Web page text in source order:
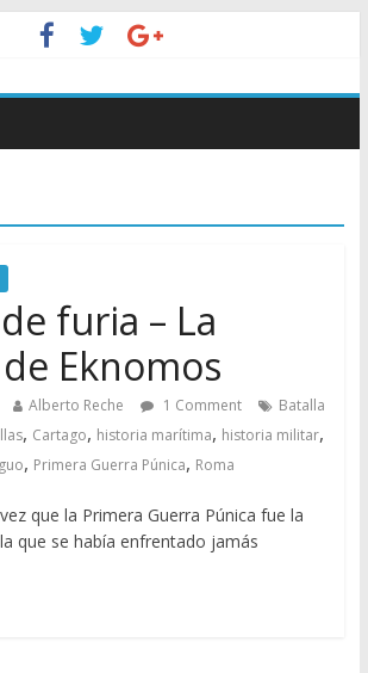
furia – La
Eknomos
Alberto Reche 1 Comment
Batalla
, Cartago, historia marítima, historia militar,
, Primera Guerra Púnica, Roma
que la Primera Guerra Púnica fue la
que se había enfrentado jamás